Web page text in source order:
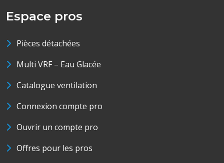
Espace pros
Pièces détachées
Multi VRF – Eau Glacée
Catalogue ventilation
Connexion compte pro
Ouvrir un compte pro
Offres pour les pros